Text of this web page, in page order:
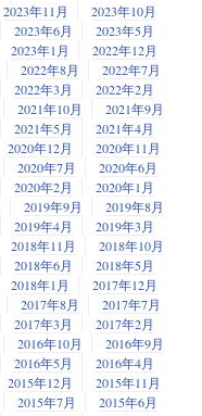
2023年11月
2023年10月
2023年6月
2023年5月
2023年1月
2022年12月
2022年8月
2022年7月
2022年3月
2022年2月
2021年10月
2021年9月
2021年5月
2021年4月
2020年12月
2020年11月
2020年7月
2020年6月
2020年2月
2020年1月
2019年9月
2019年8月
2019年4月
2019年3月
2018年11月
2018年10月
2018年6月
2018年5月
2018年1月
2017年12月
2017年8月
2017年7月
2017年3月
2017年2月
2016年10月
2016年9月
2016年5月
2016年4月
2015年12月
2015年11月
2015年7月
2015年6月